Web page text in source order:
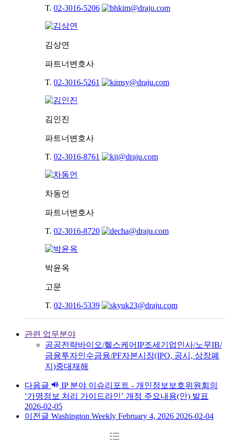
T. 02-3016-5206
김상연
파트너변호사
T. 02-3016-5261
김인진
파트너변호사
T. 02-3016-8761
차동언
파트너변호사
T. 02-3016-8720
박윤옥
고문
T. 02-3016-5339
관련 업무분야
공공전략바이오/헬스케어IP조세 기업인사/노무IB/
금융투자인수금융/PF자본시장(IPO, 공시, 상장폐
지)중대재해
다음글
IP 분야 이슈리포트 - 개인정보보호위원회의
‘가명정보 처리 가이드라인’ 개정 주요내용(안) 발표
2026-02-05
이전글 Washington Weekly February 4, 2026 2026-02-04